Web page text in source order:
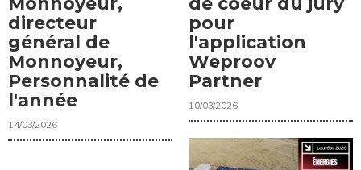
directeur
général de
Monnoyeur,
Personnalité de
l'année
14/03/2026
pour
l'application
Weproov
Partner
10/03/2026